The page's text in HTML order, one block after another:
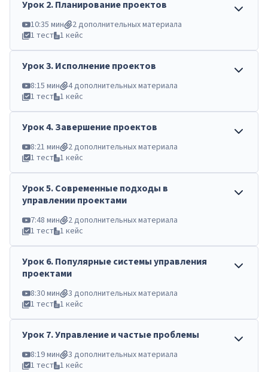
Урок2.Планирование проектов
10:35 мин
2 дополнительных материала
1 тест 1 кейс
Урок3.Исполнение проектов
8:15 мин
4 дополнительных материала
1 тест 1 кейс
Урок4.Завершение проектов
8:21 мин
2 дополнительных материала
1 тест 1 кейс
Урок5.Современные подходы в
управлении проектами
7:48 мин
2 дополнительных материала
1 тест 1 кейс
Урок6.Популярные системы управления
проектами
8:30 мин
3 дополнительных материала
1 тест 1 кейс
Урок7.Управление и частые проблемы
8:19 мин
3 дополнительных материала
1 тест 1 кейс